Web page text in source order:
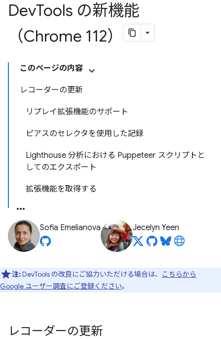
DevTools の新機能
（Chrome 112）
このページの内容
レコーダーの更新
リプレイ拡張機能のサポート
ピアスのセレクタを使用した記録
Lighthouse 分析における Puppeteer スクリプトと
してのエクスポート
拡張機能を取得する
Sofia Emelianova Jecelyn Yeen
注:DevTools の改良にご協力いただける場合は、
こちらから
Google ユーザー調査にご登録ください。
レコーダーの更新